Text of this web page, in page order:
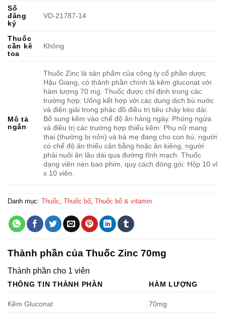
Số
đăng
ký
VD-21787-14
Thuốc
cần kê
toa
Không
Mô tả
ngắn
Thuốc Zinc là sản phẩm của công ty cổ phần dược
Hậu Giang, có thành phần chính là kẽm gluconat với
hàm lượng 70 mg. Thuốc được chỉ định trong các
trường hợp: Uống kết hợp với các dung dịch bù nước
và điện giải trong phác đồ điều trị tiêu chảy kéo dài.
Bổ sung kẽm vào chế độ ăn hàng ngày. Phòng ngừa
và điều trị các trường hợp thiếu kẽm: Phụ nữ mang
thai (thường bị nôn) và bà mẹ đang cho con bú, người
có chế độ ăn thiếu cân bằng hoặc ăn kiêng, người
phải nuôi ăn lâu dài qua đường tĩnh mạch. Thuốc
dạng viên nén bao phim, quy cách đóng gói: Hộp 10 vỉ
x 10 viên.
Danh mục: Thuốc Thuốc bổ Thuốc bổ & vitamin
Thành phần của Thuốc Zinc 70mg
Thành phần cho 1 viên
THÔNG TIN THÀNH PHẦN HÀM LƯỢNG
Kẽm Gluconat 70mg